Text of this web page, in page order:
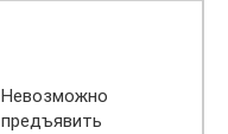
Невозможно
предъявить